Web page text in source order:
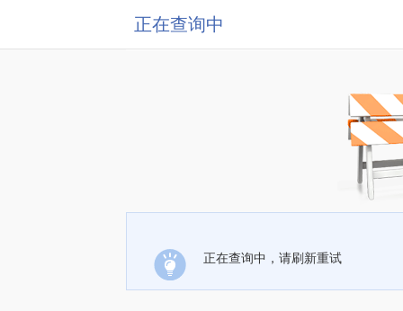
正在查询中
正在查询中，请刷新重试